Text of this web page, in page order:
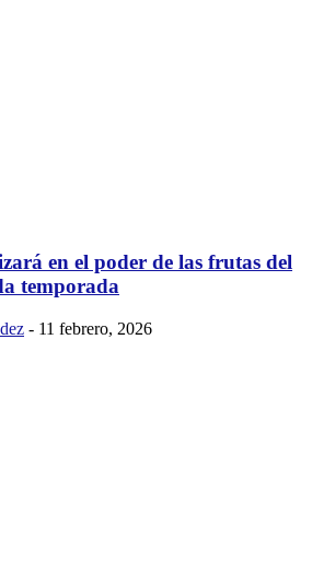
en el poder de las frutas del
temporada
- 11 febrero, 2026